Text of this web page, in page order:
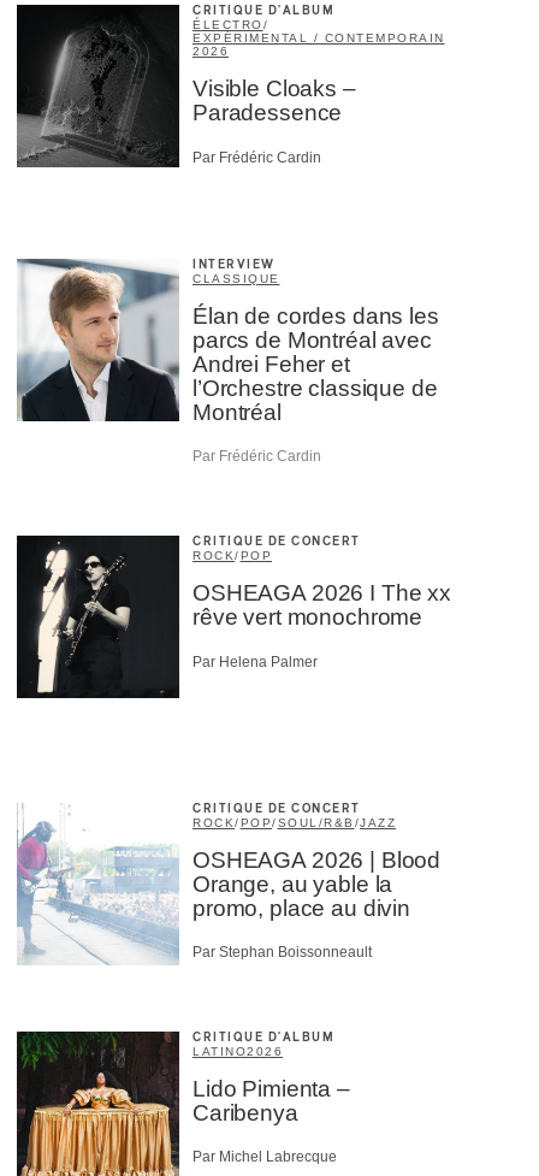
CRITIQUE D'ALBUM
ÉLECTRO/
EXPÉRIMENTAL / CONTEMPORAIN
2026
Visible Cloaks –
Paradessence
Par Frédéric Cardin
INTERVIEW
CLASSIQUE
Élan de cordes dans les
parcs de Montréal avec
Andrei Feher et
l’Orchestre classique de
Montréal
Par Frédéric Cardin
CRITIQUE DE CONCERT
ROCK/POP
OSHEAGA 2026 I The xx
rêve vert monochrome
Par Helena Palmer
CRITIQUE DE CONCERT
ROCK/POP/SOUL/R&B /JAZZ
OSHEAGA 2026 | Blood
Orange, au yable la
promo, place au divin
Par Stephan Boissonneault
CRITIQUE D'ALBUM
LATINO2026
Lido Pimienta –
Caribenya
Par Michel Labrecque